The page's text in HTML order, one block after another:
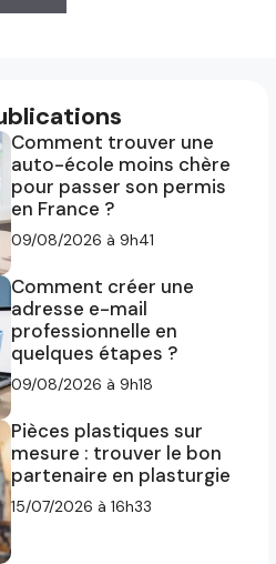
Comment trouver une
auto-école moins chère
pour passer son permis
en France ?
09/08/2026 à 9h41
Comment créer une
adresse e-mail
professionnelle en
quelques étapes ?
09/08/2026 à 9h18
Pièces plastiques sur
mesure : trouver le bon
partenaire en plasturgie
15/07/2026 à 16h33